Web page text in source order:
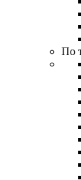
По